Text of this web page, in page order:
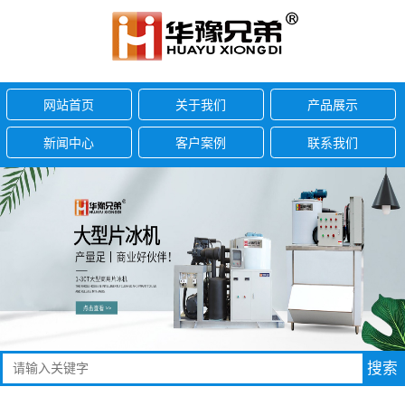
网站首页 关于我们 产品展示
新闻中心 客户案例 联系我们